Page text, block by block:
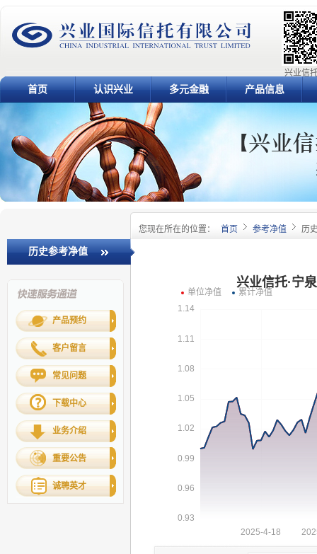
兴业信
首页 认识兴业 多元金融 产品信息
您现在所在的位置： 首页 参考净值 历
历史参考净值
产品预约
客户留言
常见问题
下载中心
业务介绍
重要公告
诚聘英才